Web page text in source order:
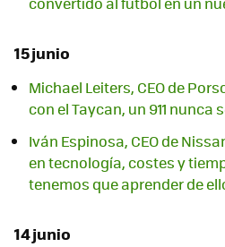
15 junio
Michael Leiters, CEO de
con el Taycan, un 911 nunca
Iván Espinosa, CEO de
en tecnología, costes y
tenemos que aprender de
14 junio